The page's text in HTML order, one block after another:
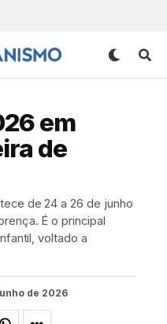
em
de
de 24 a 26 de junho
É o principal
voltado a
de 2026